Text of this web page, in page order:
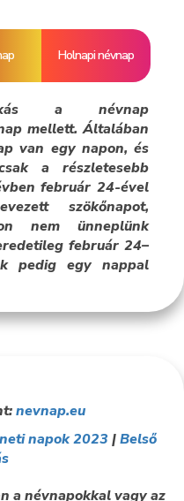
Holnapi névnap
a névnap
mellett. Általában
van egy napon, és
a részletesebb
február 24-ével
szökőnapot,
nem ünneplünk
február 24–
pedig egy nappal
nevnap.eu
napok 2023|Belső
a névnapokkal vagy az